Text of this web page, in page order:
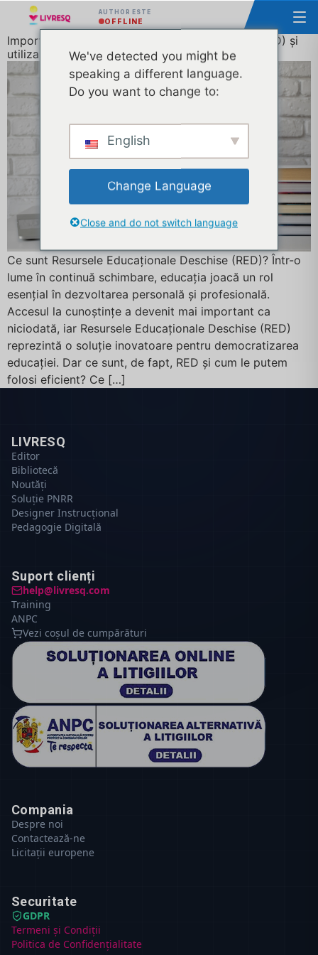
AUTHOR ESTE
OFFLINE
Importanța Resurselor Educaționale Deschise (RED) și
utilizarea lor eficientă
Ce sunt Resursele Educaționale Deschise (RED)? Într-o
lume în continuă schimbare, educația joacă un rol
esențial în dezvoltarea personală și profesională.
Accesul la cunoștințe a devenit mai important ca
niciodată, iar Resursele Educaționale Deschise (RED)
reprezintă o soluție inovatoare pentru democratizarea
educației. Dar ce sunt, de fapt, RED și cum le putem
folosi eficient? Ce […]
LIVRESQ
Editor
Bibliotecă
Noutăți
Soluție PNRR
Designer Instrucțional
Pedagogie Digitală
Suport clienți
help@livresq.com
Training
ANPC
Vezi coșul de cumpărături
Compania
Despre noi
Contactează-ne
Licitații europene
Securitate
GDPR
Termeni și Condiții
Politica de Confidențialitate
We've detected you might be
speaking a different language.
Do you want to change to:
English
Change Language
Close and do not switch language